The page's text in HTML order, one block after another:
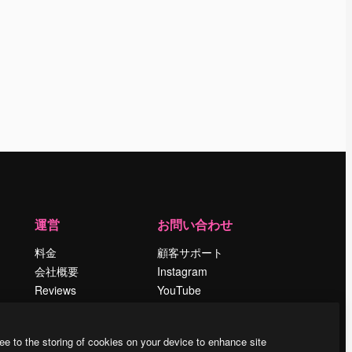
運営
料金
会社概要
Reviews
ブログ
お問い合わせ
顧客サポート
Instagram
YouTube
Discord
to the storing of cookies on your device to enhance site